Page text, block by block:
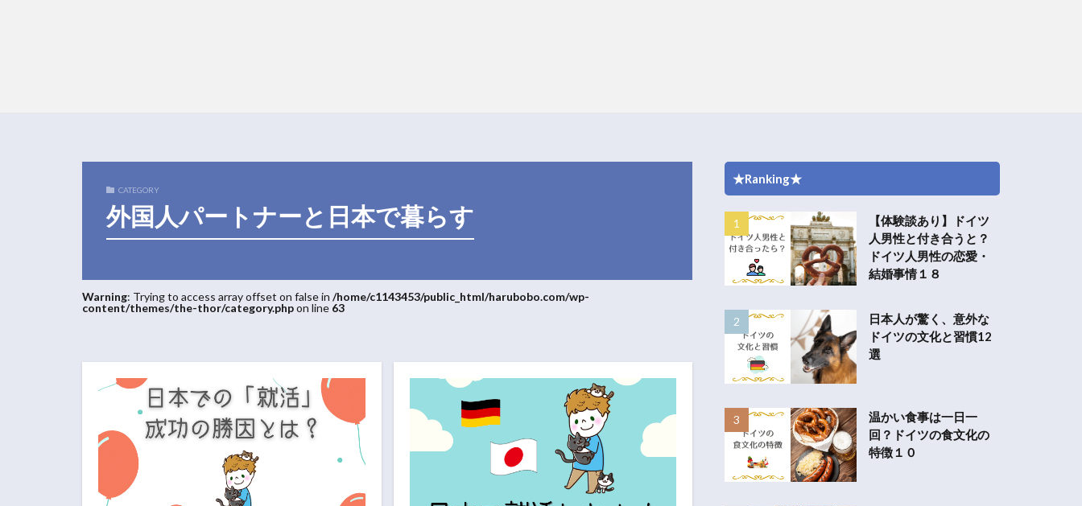
CATEGORY
外国人パートナーと日本で暮らす
Warning: Trying to access array offset on false in /home/c1143453/public_html/harubobo.com/wp-
content/themes/the-thor/category.phpon line 63
★Ranking★
【体験談あり】ドイツ
人男性と付き合うと？
ドイツ人男性の恋愛・
結婚事情１８
日本人が驚く、意外な
ドイツの文化と習慣12
選
温かい食事は一日一
回？ドイツの食文化の
特徴１０